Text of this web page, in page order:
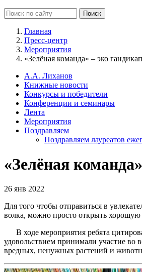
Главная
Пресс-центр
Мероприятия
«Зелёная команда» – эко гандикап
А.А. Лиханов
Книжные новости
Конкурсы и победители
Конференции и семинары
Лента
Мероприятия
Поздравляем
Поздравляем лауреатов
«Зелёная
26 янв 2022
Для того чтобы отправиться в
волка, можно просто открыть
В ходе мероприятия ребята
удовольствием принимали участие во
вредных, ненужных растений и